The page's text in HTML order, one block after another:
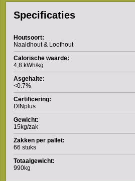
Specificaties
Houtsoort:
Naaldhout & Loofhout
Calorische waarde:
4,8 kWh/kg
Asgehalte:
<0.7%
Certificering:
DINplus
Gewicht:
15kg/zak
Zakken per pallet:
66 stuks
Totaalgewicht:
990kg